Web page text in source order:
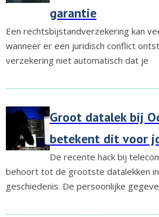
garantie
Een rechtsbijstandverzekering kan
wanneer er een juridisch conflict
verzekering niet automatisch dat je
Groot datalek bij
betekent dit voor
De recente hack bij
behoort tot de grootste datalekken
geschiedenis. De persoonlijke